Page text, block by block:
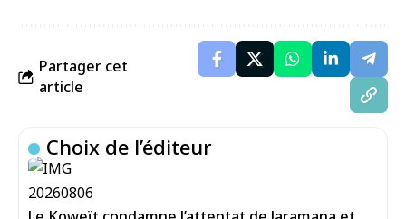
Partager cet
article
Choix de l’éditeur